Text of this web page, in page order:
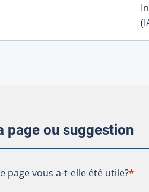
page ou suggestion
page vous a-t-elle été utile?
page vous a-t-elle été utile?*